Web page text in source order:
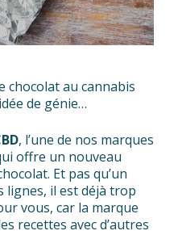
chocolat au cannabis
de génie…
, l’une de nos marques
offre un nouveau
Et pas qu’un
lignes, il est déjà trop
vous, car la marque
recettes avec d’autres